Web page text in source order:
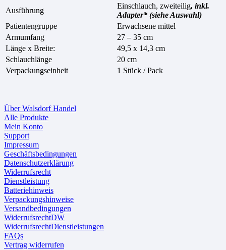
Ausführung
Einschlauch, zweiteilig, inkl.
Adapter* (siehe Auswahl)
Patientengruppe
Erwachsene mittel
Armumfang
27 – 35 cm
Länge x Breite:
49,5 x 14,3 cm
Schlauchlänge
20 cm
Verpackungseinheit
1 Stück / Pack
Über Walsdorf Handel
Alle Produkte
Mein Konto
Support
Impressum
Geschäftsbedingungen
Datenschutzerklärung
Widerrufsrecht
Dienstleistung
Batteriehinweis
Verpackungshinweise
Versandbedingungen
WiderrufsrechtDW
WiderrufsrechtDienstleistungen
FAQs
Vertrag widerrufen